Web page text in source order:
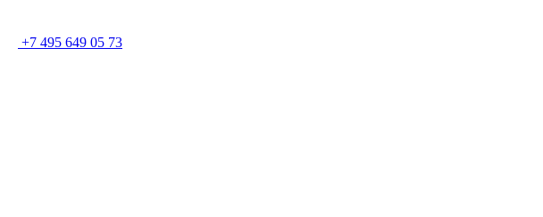
+7 495 649 05 73